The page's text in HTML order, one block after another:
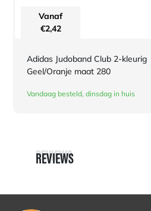
Vanaf
€2,42
Adidas Judoband Club 2-kleurig
Geel/Oranje maat 280
Vandaag besteld, dinsdag in huis
REVIEWS
REVIEWS